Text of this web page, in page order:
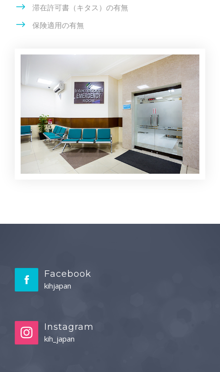
滞在許可書（キタス）の有無
保険適用の有無
Facebook
kihjapan
Instagram
kih_japan